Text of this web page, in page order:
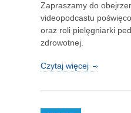
Zapraszamy do
videopodcastu
oraz roli pielęgniarki
zdrowotnej.
Czytaj więcej